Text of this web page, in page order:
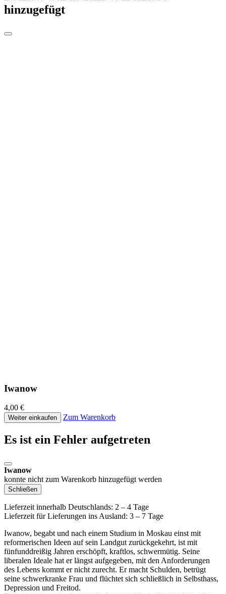
hinzugefügt
Iwanow
4,00 €
Weiter einkaufen Zum Warenkorb
Es ist ein Fehler aufgetreten
Iwanow
konnte nicht zum Warenkorb hinzugefügt werden
Schließen
Lieferzeit innerhalb Deutschlands: 2 – 4 Tage
Lieferzeit für Lieferungen ins Ausland: 3 – 7 Tage
Iwanow, begabt und nach einem Studium in Moskau einst mit
reformerischen Ideen auf sein Landgut zurückgekehrt, ist mit
fünfunddreißig Jahren erschöpft, kraftlos, schwermütig. Seine
liberalen Ideale hat er längst aufgegeben, mit den Anforderungen
des Lebens kommt er nicht zurecht. Er macht Schulden, betrügt
seine schwerkranke Frau und flüchtet sich schließlich in Selbsthass,
Depression und Freitod.